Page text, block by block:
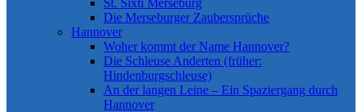
St. Sixti Merseburg
Die Merseburger Zaubersprüche
Hannover
Woher kommt der Name Hannover?
Die Schleuse Anderten (früher:
Hindenburgschleuse)
An der langen Leine – Ein Spaziergang durch
Hannover